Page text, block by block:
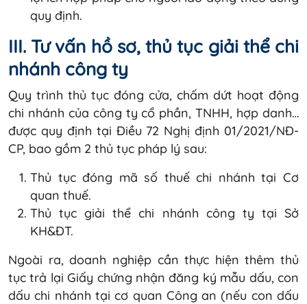
quy định.
III. Tư vấn hồ sơ, thủ tục giải thể chi
nhánh công ty
Quy trình thủ tục đóng cửa, chấm dứt hoạt động
chi nhánh của công ty cổ phần, TNHH, hợp danh…
được quy định tại Điều 72 Nghị định 01/2021/NĐ-
CP, bao gồm 2 thủ tục pháp lý sau:
Thủ tục đóng mã số thuế chi nhánh tại Cơ
quan thuế.
Thủ tục giải thể chi nhánh công ty tại Sở
KH&ĐT.
Ngoài ra, doanh nghiệp cần thực hiện thêm thủ
tục trả lại Giấy chứng nhận đăng ký mẫu dấu, con
dấu chi nhánh tại cơ quan Công an (nếu con dấu